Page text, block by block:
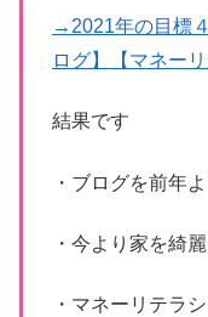
→2021年の目標
ログ】【マネー
結果です
・ブログを前年
・今より家を綺
・マネーリテラ